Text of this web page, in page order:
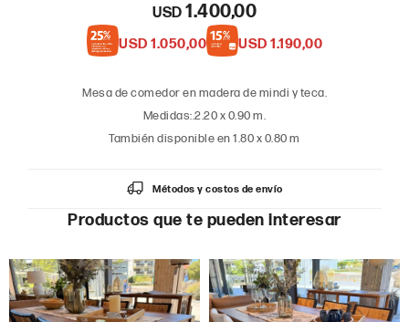
USD 1.400,00
USD 1.050,00 USD 1.190,00
Mesa de comedor en madera de mindi y teca.
Medidas:.2.20 x 0.90 m.
También disponible en 1.80 x 0.80 m
Métodos y costos de envío
Productos que te pueden interesar